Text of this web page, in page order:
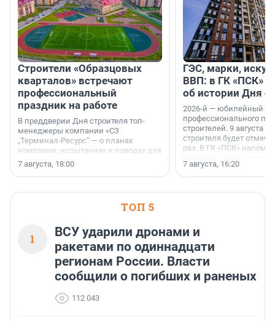
Строители «Образцовых
кварталов» встречают
профессиональный
праздник на работе
В преддверии Дня строителя топ-
менеджеры компании «СЗ
„Терминал-Ресурс“ — о планах
компании, испытаниях и поводах для
осторожного оптимизма.
7 августа, 18:00
ГЭС, марки,
ВВП: в ГК «ПСК»
об истории Дня
2026-й — юбилейный
профессионального
строителей. 9 августа
строителя будет
раз. В ГК «ПСК»
поменялась роль
7 августа, 16:20
ТОП 5
1
ВСУ ударили дронами и
ракетами по одиннадцати
регионам России. Власти
сообщили о погибших и раненых
112 043